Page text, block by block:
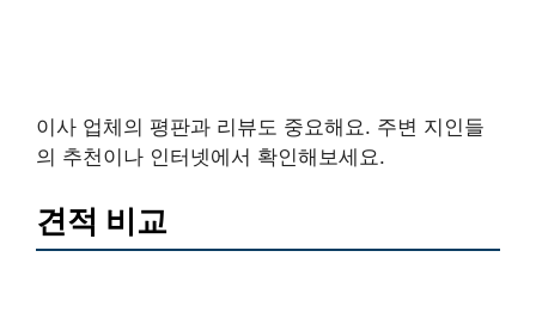
이사 업체의 평판과 리뷰도 중요해요. 주변 지인들
의 추천이나 인터넷에서 확인해보세요.
견적 비교